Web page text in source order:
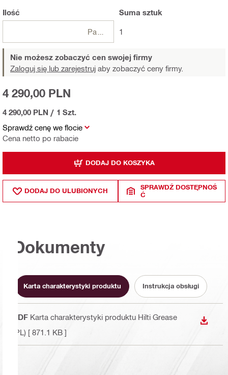
Ilość Suma sztuk
1
Nie możesz zobaczyć cen swojej firmy
Zaloguj się lub zarejestruj aby zobaczyć ceny firmy.
Sprawdź cenę we flocie
Cena netto po rabacie
4 290,00 PLN
4 290,00 PLN / 1 Szt.
DODAJ DO KOSZYKA
DODAJ DO ULUBIONYCH
SPRAWDŹ DOSTĘPNOŚ
Ć
Dokumenty
Karta charakterystyki produktu Instrukcja obsługi
PDF Karta charakterystyki produktu Hilti Grease
(PL) [ 871.1 KB ]